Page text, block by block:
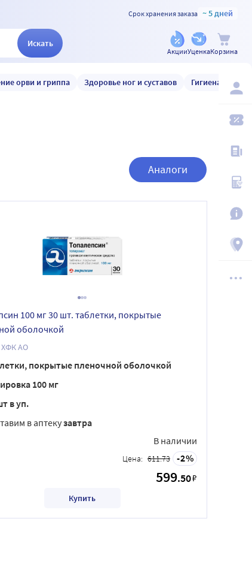
Срок хранения заказа ~ 5 дней
Искать
АкцииУценкаКорзина
орви и гриппа Здоровье ног и суставов Гигиена и уход
Аналоги
100 мг 30 шт. таблетки, покрытые
оболочкой
ХФК АО
покрытые пленочной оболочкой
100 мг
в уп.
в аптекузавтра
В наличии
Цена: 611.73 2
599.50₽
Купить